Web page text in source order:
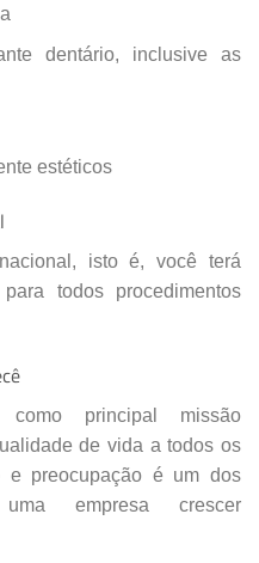
dentário, inclusive as
estéticos
isto é, você terá
todos procedimentos
principal missão
de vida a todos os
e preocupação é um dos
empresa crescer